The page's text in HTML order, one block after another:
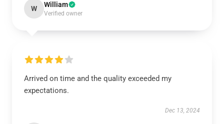
W William
Verified owner
Arrived on time and the quality exceeded my
expectations.
Dec 13, 2024